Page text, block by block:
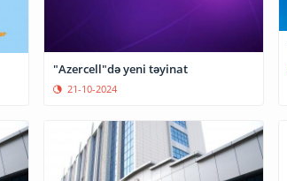
"Azercell"də yeni təyinat
21-10-2024